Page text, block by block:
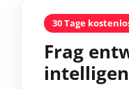
30 Tage
Frag